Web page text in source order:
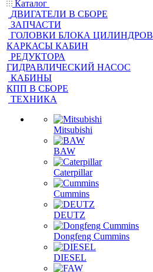
Каталог
ДВИГАТЕЛИ В СБОРЕ
ЗАПЧАСТИ
ГОЛОВКИ БЛОКА ЦИЛИНДРОВ
КАРКАСЫ КАБИН
РЕДУКТОРА
ГИДРАВЛИЧЕСКИЙ НАСОС
КАБИНЫ
КПП В СБОРЕ
ТЕХНИКА
Mitsubishi
BAW
Caterpillar
Cummins
DEUTZ
Dongfeng Cummins
DIESEL